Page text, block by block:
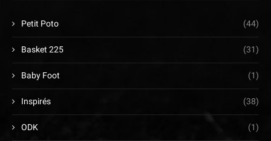
Petit Poto (44)
Basket 225 (31)
Baby Foot (1)
Inspirés (38)
ODK (1)